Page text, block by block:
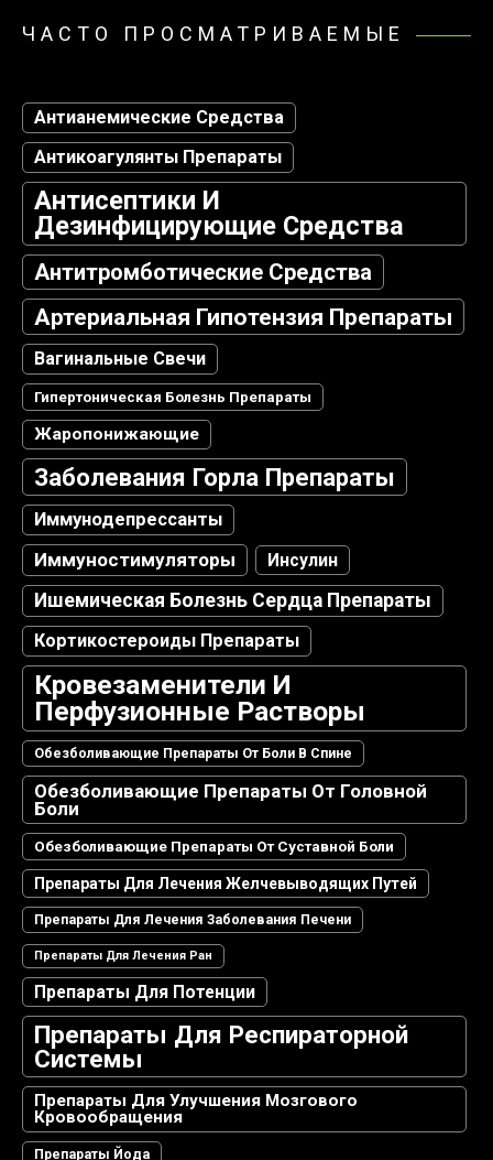
ЧАСТО ПРОСМАТРИВАЕМЫЕ
Антианемические Средства
Антикоагулянты Препараты
Антисептики И
Дезинфицирующие Средства
Антитромботические Средства
Артериальная Гипотензия Препараты
Вагинальные Свечи
Гипертоническая Болезнь Препараты
Жаропонижающие
Заболевания Горла Препараты
Иммунодепрессанты
Иммуностимуляторы Инсулин
Ишемическая Болезнь Сердца Препараты
Кортикостероиды Препараты
Кровезаменители И
Перфузионные Растворы
Обезболивающие Препараты От Боли В Спине
Обезболивающие Препараты От Головной
Боли
Обезболивающие Препараты От Суставной Боли
Препараты Для Лечения Желчевыводящих Путей
Препараты Для Лечения Заболевания Печени
Препараты Для Лечения Ран
Препараты Для Потенции
Препараты Для Респираторной
Системы
Препараты Для Улучшения Мозгового
Кровообращения
Препараты Йода